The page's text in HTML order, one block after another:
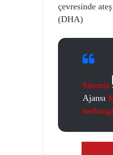
çevresinde
(DHA)
Sitemiz
Ajansı